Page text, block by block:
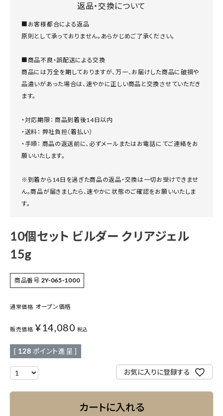
返品・交換について
■お客様都合による返品
原則として承っておりません。あらかじめご了承ください。
■商品不良・誤配送による交換
商品には万全を期しておりますが、万一、お届けした商品に破損や
品違いがあった場合は、速やかに正しい商品と交換させていただき
ます。
・対応期限： 商品到着後14日以内
・送料： 弊社負担（着払い）
・手順： 商品の返送前に、必ずメールまたはお電話にてご連絡をお
願いいたします。
※到着から14日を過ぎた商品の返品・交換は一切お受けできませ
ん。商品が届きましたら、速やかに状態のご確認をお願いいたしま
す。
10個セット ビルダー クリアジェル
15g
商品番号 2Y-065-1000
通常価格 オープン価格
販売価格 ¥14,080 税込
[ 128 ポイント進呈 ]
お気に入りに登録する
カートに入れる